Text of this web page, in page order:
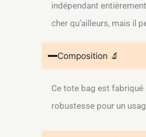
indépendant
cher qu’ailleurs, mais il
Composition 🔬
Ce tote bag est fabriqué
robustesse pour un